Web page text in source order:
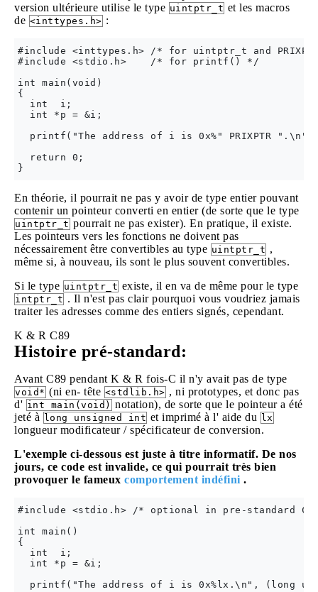
version ultérieure utilise le type uintptr_t et les macros
de <inttypes.h> :
#include <inttypes.h> /* for uintptr_t and
#include <stdio.h>    /* for printf() */
int main(void)
{
  int  i;
  int *p = &i;
printf("The address of i is 0x%" PRIXPTR ".\n",
  return 0;
En théorie, il pourrait ne pas y avoir de type entier pouvant
contenir un pointeur converti en entier (de sorte que le type
uintptr_t pourrait ne pas exister). En pratique, il existe.
Les pointeurs vers les fonctions ne doivent pas
nécessairement être convertibles au type uintptr_t ,
même si, à nouveau, ils sont le plus souvent convertibles.
Si le type uintptr_t existe, il en va de même pour le type
intptr_t . Il n'est pas clair pourquoi vous voudriez jamais
traiter les adresses comme des entiers signés, cependant.
K & R C89
Histoire pré-standard:
Avant C89 pendant K & R fois-C il n'y avait pas de type
void* (ni en- tête <stdlib.h> , ni prototypes, et donc pas
d' int main(void) notation), de sorte que le pointeur a été
jeté à long unsigned int et imprimé à l' aide du lx
longueur modificateur / spécificateur de conversion.
L'exemple ci-dessous est juste à titre informatif. De nos
jours, ce code est invalide, ce qui pourrait très bien
provoquer le fameux comportement indéfini .
#include <stdio.h> /* optional in pre-standard
int main()
{
  int  i;
  int *p = &i;
printf("The address of i is 0x%lx.\n", (long